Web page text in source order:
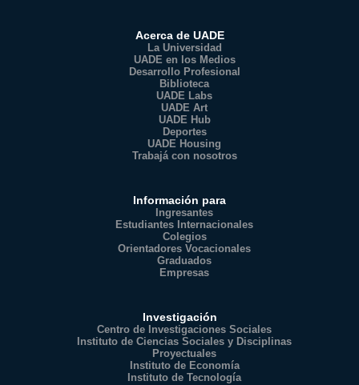
Acerca de UADE
La Universidad
UADE en los Medios
Desarrollo Profesional
Biblioteca
UADE Labs
UADE Art
UADE Hub
Deportes
UADE Housing
Trabajá con nosotros
Información para
Ingresantes
Estudiantes Internacionales
Colegios
Orientadores Vocacionales
Graduados
Empresas
Investigación
Centro de Investigaciones Sociales
Instituto de Ciencias Sociales y Disciplinas
Proyectuales
Instituto de Economía
Instituto de Tecnología